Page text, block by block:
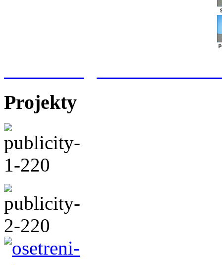
Projekty